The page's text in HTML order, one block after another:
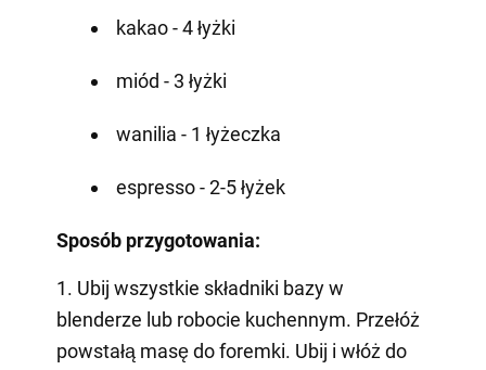
kakao - 4 łyżki
miód - 3 łyżki
wanilia - 1 łyżeczka
espresso - 2-5 łyżek
Sposób przygotowania:
1. Ubij wszystkie składniki bazy w
blenderze lub robocie kuchennym. Przełóż
powstałą masę do foremki. Ubij i włóż do